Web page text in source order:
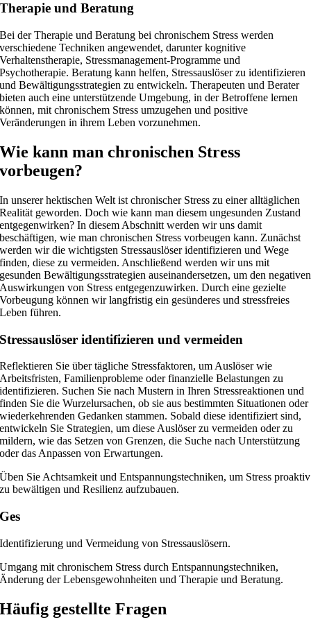
Therapie und Beratung
Bei der Therapie und Beratung bei chronischem Stress werden
verschiedene Techniken angewendet, darunter kognitive
Verhaltenstherapie, Stressmanagement-Programme und
Psychotherapie. Beratung kann helfen, Stressauslöser zu identifizieren
und Bewältigungsstrategien zu entwickeln. Therapeuten und Berater
bieten auch eine unterstützende Umgebung, in der Betroffene lernen
können, mit chronischem Stress umzugehen und positive
Veränderungen in ihrem Leben vorzunehmen.
Wie kann man chronischen Stress
vorbeugen?
In unserer hektischen Welt ist chronischer Stress zu einer alltäglichen
Realität geworden. Doch wie kann man diesem ungesunden Zustand
entgegenwirken? In diesem Abschnitt werden wir uns damit
beschäftigen, wie man chronischen Stress vorbeugen kann. Zunächst
werden wir die wichtigsten Stressauslöser identifizieren und Wege
finden, diese zu vermeiden. Anschließend werden wir uns mit
gesunden Bewältigungsstrategien auseinandersetzen, um den negativen
Auswirkungen von Stress entgegenzuwirken. Durch eine gezielte
Vorbeugung können wir langfristig ein gesünderes und stressfreies
Leben führen.
Stressauslöser identifizieren und vermeiden
Reflektieren Sie über tägliche Stressfaktoren, um Auslöser wie
Arbeitsfristen, Familienprobleme oder finanzielle Belastungen zu
identifizieren. Suchen Sie nach Mustern in Ihren Stressreaktionen und
finden Sie die Wurzelursachen, ob sie aus bestimmten Situationen oder
wiederkehrenden Gedanken stammen. Sobald diese identifiziert sind,
entwickeln Sie Strategien, um diese Auslöser zu vermeiden oder zu
mildern, wie das Setzen von Grenzen, die Suche nach Unterstützung
oder das Anpassen von Erwartungen.
Üben Sie Achtsamkeit und Entspannungstechniken, um Stress proaktiv
zu bewältigen und Resilienz aufzubauen.
Ges
Identifizierung und Vermeidung von Stressauslösern.
Umgang mit chronischem Stress durch Entspannungstechniken,
Änderung der Lebensgewohnheiten und Therapie und Beratung.
Häufig gestellte Fragen